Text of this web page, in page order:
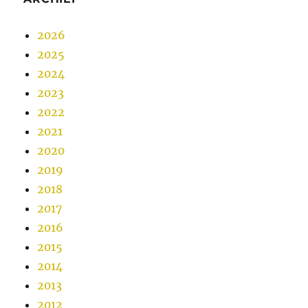
2026
2025
2024
2023
2022
2021
2020
2019
2018
2017
2016
2015
2014
2013
2012